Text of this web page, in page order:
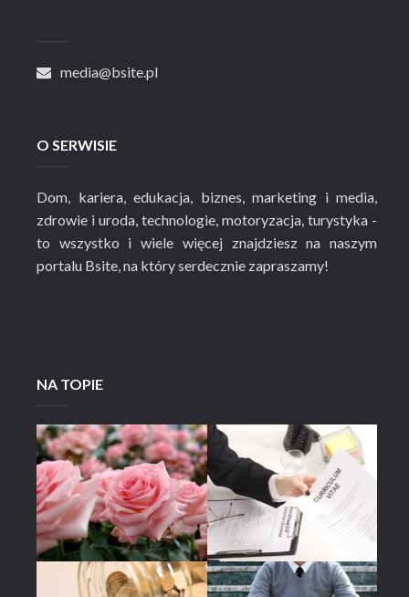
media@bsite.pl
O SERWISIE
Dom, kariera, edukacja, biznes, marketing i media,
zdrowie i uroda, technologie, motoryzacja, turystyka -
to wszystko i wiele więcej znajdziesz na naszym
portalu Bsite, na który serdecznie zapraszamy!
NA TOPIE